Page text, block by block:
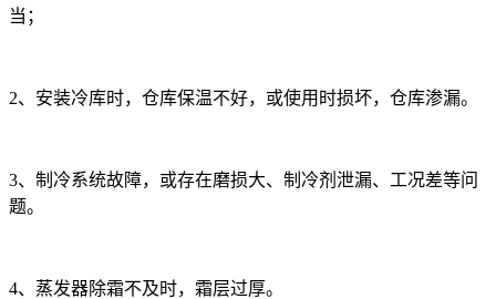
当；
2、安装冷库时，仓库保温不好，或使用时损坏，仓库渗漏。
3、制冷系统故障，或存在磨损大、制冷剂泄漏、工况差等问
题。
4、蒸发器除霜不及时，霜层过厚。